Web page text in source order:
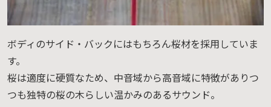
ボディのサイド・バックにはもちろん桜材を採用していま
す。
桜は適度に硬質なため、中音域から高音域に特徴がありつ
つも独特の桜の木らしい温かみのあるサウンド。